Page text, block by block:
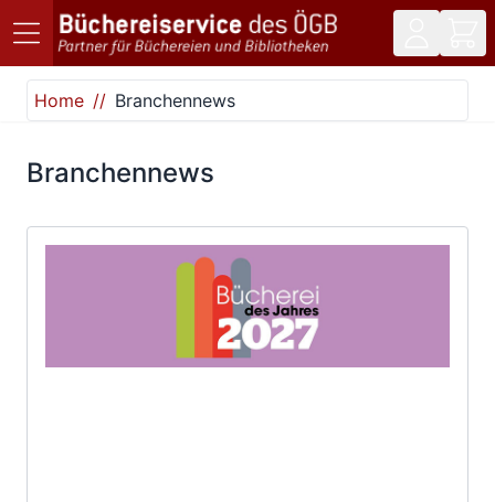
Direkt zum Inhalt
Home
Branchennews
Branchennews